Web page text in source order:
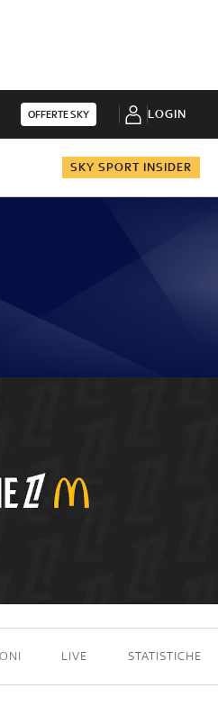
OFFERTE SKY LOGIN
SKY SPORT INSIDER
- 4
LIVE STATISTICHE